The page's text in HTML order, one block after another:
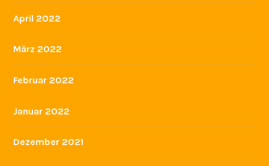
Juli 2021
Juni 2021
Januar 2021
Dezember 2020
November 2020
Oktober 2020